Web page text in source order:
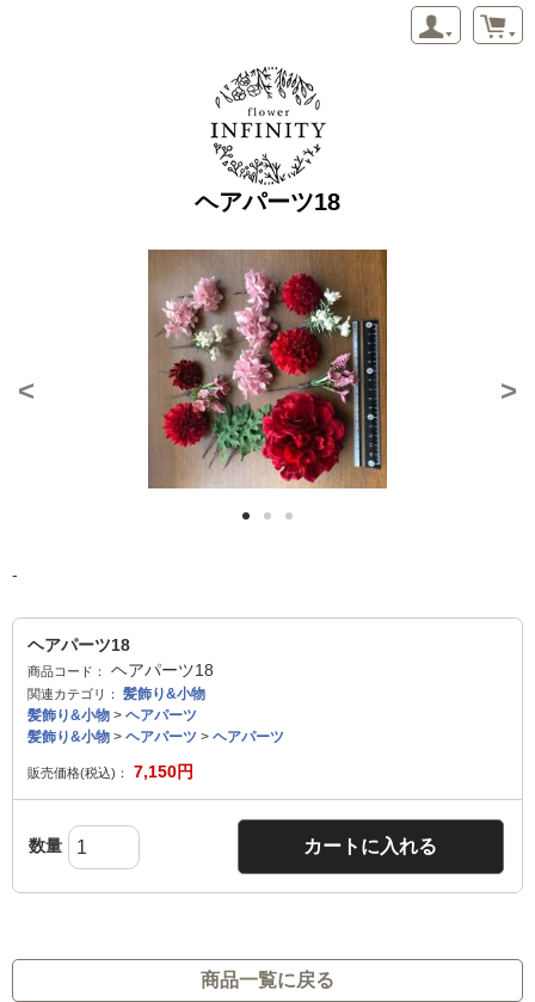
ヘアパーツ18
< >
-
ヘアパーツ18
商品コード： ヘアパーツ18
関連カテゴリ：
髪飾り&小物
髪飾り&小物 > ヘアパーツ
髪飾り&小物 > ヘアパーツ > ヘアパーツ
販売価格(税込)： 7,150円
数量 カートに入れる
商品一覧に戻る